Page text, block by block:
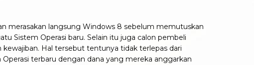
merasakan langsung Windows 8 sebelum memutuskan
Sistem Operasi baru. Selain itu juga calon pembeli
Hal tersebut tentunya tidak terlepas dari
terbaru dengan dana yang mereka anggarkan